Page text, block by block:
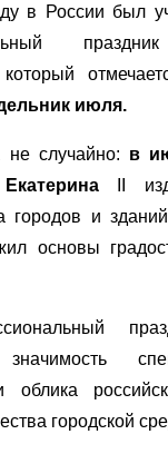
в России был
который
июля.
случайно: в
Екатерина
II
городов и
основы
значимость
облика
городской